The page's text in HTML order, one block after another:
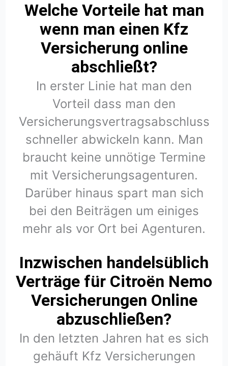
Welche Vorteile hat man
wenn man einen Kfz
Versicherung online
abschließt?
In erster Linie hat man den
Vorteil dass man den
Versicherungsvertragsabschluss
schneller abwickeln kann. Man
braucht keine unnötige Termine
mit Versicherungsagenturen.
Darüber hinaus spart man sich
bei den Beiträgen um einiges
mehr als vor Ort bei Agenturen.
Inzwischen handelsüblich
Verträge für Citroën Nemo
Versicherungen Online
abzuschließen?
In den letzten Jahren hat es sich
gehäuft Kfz Versicherungen